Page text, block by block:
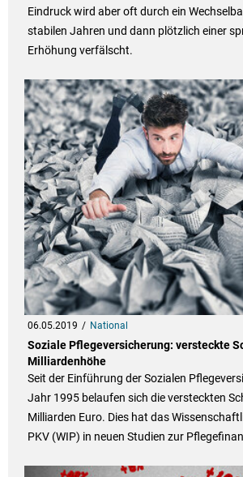
Eindruck wird aber oft durch ein
stabilen Jahren und dann plötzlich einer
Erhöhung verfälscht.
06.05.2019 National
Soziale Pflegeversicherung: versteckte
Milliardenhöhe
Seit der Einführung der Sozialen
Jahr 1995 belaufen sich die versteckten
Milliarden Euro. Dies hat das
PKV (WIP) in neuen Studien zur